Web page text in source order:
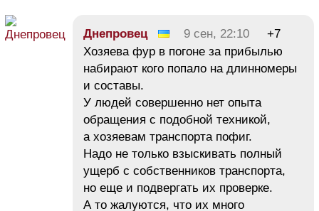
Днепровец 9 сен, 22:10
+7
Хозяева фур в погоне за прибылью
набирают кого попало на длинномеры
и составы.
У людей совершенно нет опыта
обращения с подобной техникой,
а хозяевам транспорта пофиг.
Надо не только взыскивать полный
ущерб с собственников транспорта,
но еще и подвергать их проверке.
А то жалуются, что их много